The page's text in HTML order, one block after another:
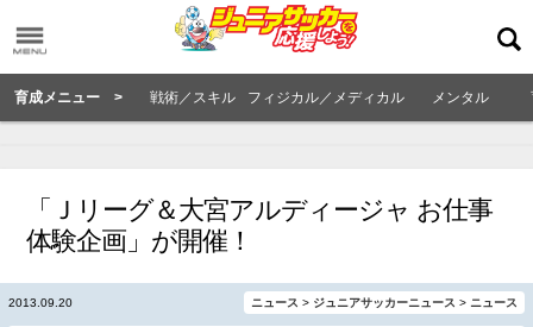
育成メニュー > 戦術／スキル フィジカル／メディカル メンタル
「Ｊリーグ＆大宮アルディージャ お仕事
体験企画」が開催！
2013.09.20 ニュース > ジュニアサッカーニュース > ニュース